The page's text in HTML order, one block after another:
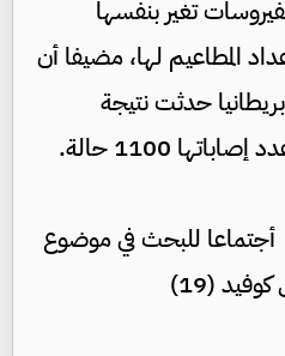
تغير بنفسها
المطاعيم لها، مضيفا أن
بريطانيا حدثت نتيجة
1100 حالة.
أجتماعا للبحث في موضوع
(19)